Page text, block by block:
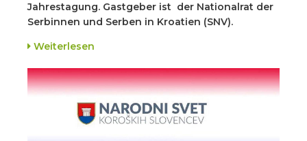
Jahrestagung. Gastgeber ist der Nationalrat der
Serbinnen und Serben in Kroatien (SNV).
Weiterlesen